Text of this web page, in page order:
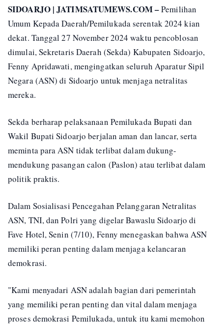
SIDOARJO | JATIMSATUMEWS.COM –Pemilihan
Umum Kepada Daerah/Pemilukada serentak 2024 kian
dekat. Tanggal 27 November 2024 waktu pencoblosan
dimulai, Sekretaris Daerah (Sekda) Kabupaten Sidoarjo,
Fenny Apridawati, mengingatkan seluruh Aparatur Sipil
Negara (ASN) di Sidoarjo untuk menjaga netralitas
mereka.
Sekda berharap pelaksanaan Pemilukada Bupati dan
Wakil Bupati Sidoarjo berjalan aman dan lancar, serta
meminta para ASN tidak terlibat dalam dukung-
mendukung pasangan calon (Paslon) atau terlibat dalam
politik praktis.
Dalam Sosialisasi Pencegahan Pelanggaran Netralitas
ASN, TNI, dan Polri yang digelar Bawaslu Sidoarjo di
Fave Hotel, Senin (7/10), Fenny menegaskan bahwa ASN
memiliki peran penting dalam menjaga kelancaran
demokrasi.
"Kami menyadari ASN adalah bagian dari pemerintah
yang memiliki peran penting dan vital dalam menjaga
proses demokrasi Pemilukada, untuk itu kami memohon